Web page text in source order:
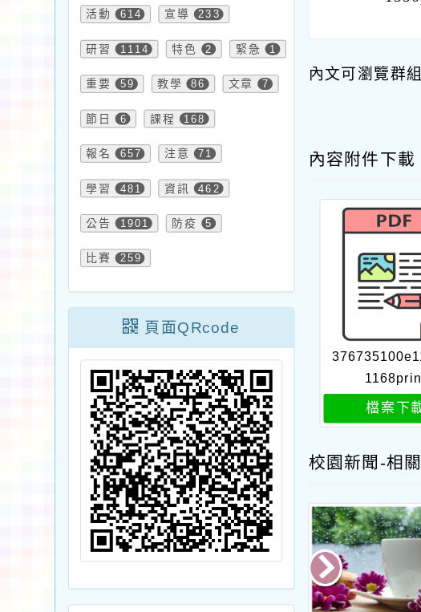
活動 614 宣導 233
研習 1114 特色 2 緊急 1
重要 59 教學 86 文章 7
節日 6 課程 168
報名 657 注意 71
學習 481 資訊 462
公告 1901 防疫 5
比賽 259
頁面QRcode
內文可瀏覽群組
內容附件下載
檔案下
校園新聞-相